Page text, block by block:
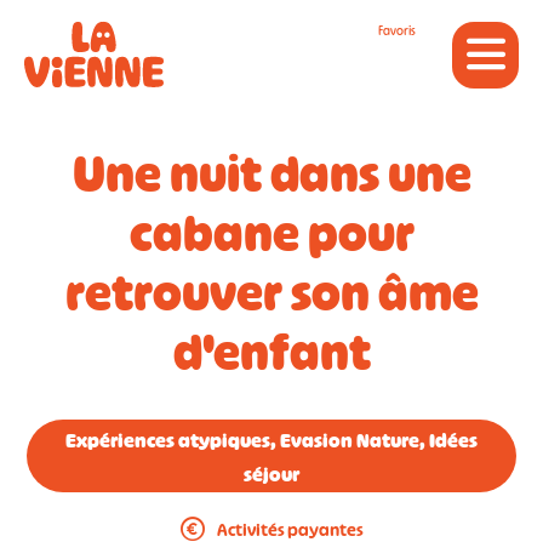
Favoris
Une nuit dans une
cabane pour
retrouver son âme
d'enfant
Expériences atypiques, Evasion Nature, Idées
séjour
Activités payantes